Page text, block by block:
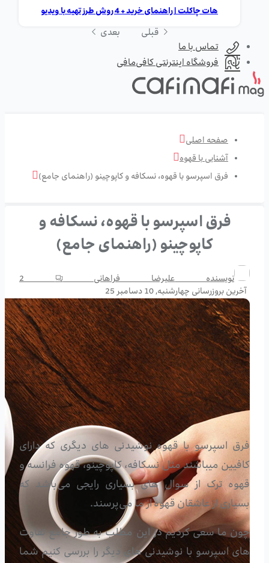
هات چاکلت | راهنمای خرید + 4 روش طرز تهیه با ویدیو
قبلی
بعدی
تماس با ما
فروشگاه اینترنتی کافی‌مافی
صفحه اصلی
آشنایی با قهوه
فرق اسپرسو با قهوه، نسکافه و کاپوچینو (راهنمای جامع)
فرق اسپرسو با قهوه، نسکافه و
کاپوچینو (راهنمای جامع)
نویسندهعلیرضا فراهانی
2
آخرین بروزرسانی چهارشنبه, 10 دسامبر 25
فرق اسپرسو با قهوه نوشیدنی های دیگری که دارای
کافیین میباشند مثل نسکافه، کاپوچینو، قهوه فرانسه و
قهوه ترک از سوال های بسیاری رایجی می‌باشد که
بسیاری از عاشقان قهوه از ما می‌پرسند.
چون ما سعی کردیم در این مطلب به طور جامع تفاوت
های اسپرسو با نوشیدنی های دیگر را بررسی کنیم شما